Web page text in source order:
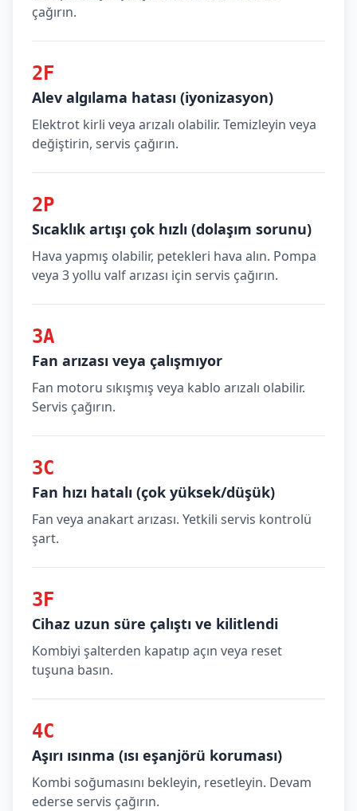
çağırın.
2F
Alev algılama hatası (iyonizasyon)
Elektrot kirli veya arızalı olabilir. Temizleyin veya
değiştirin, servis çağırın.
2P
Sıcaklık artışı çok hızlı (dolaşım sorunu)
Hava yapmış olabilir, petekleri hava alın. Pompa
veya 3 yollu valf arızası için servis çağırın.
3A
Fan arızası veya çalışmıyor
Fan motoru sıkışmış veya kablo arızalı olabilir.
Servis çağırın.
3C
Fan hızı hatalı (çok yüksek/düşük)
Fan veya anakart arızası. Yetkili servis kontrolü
şart.
3F
Cihaz uzun süre çalıştı ve kilitlendi
Kombiyi şalterden kapatıp açın veya reset
tuşuna basın.
4C
Aşırı ısınma (ısı eşanjörü koruması)
Kombi soğumasını bekleyin, resetleyin. Devam
ederse servis çağırın.